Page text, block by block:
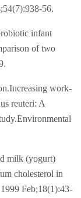
56.
infant
of two
work-
reuteri: A
milk (yogurt)
cholesterol in
Feb;18(1):43-